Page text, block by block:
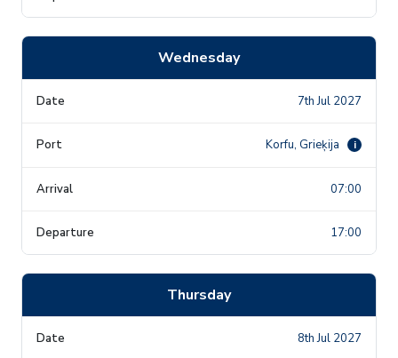
Wednesday
7th Jul 2027
Korfu, Grieķija i
07:00
17:00
Thursday
8th Jul 2027